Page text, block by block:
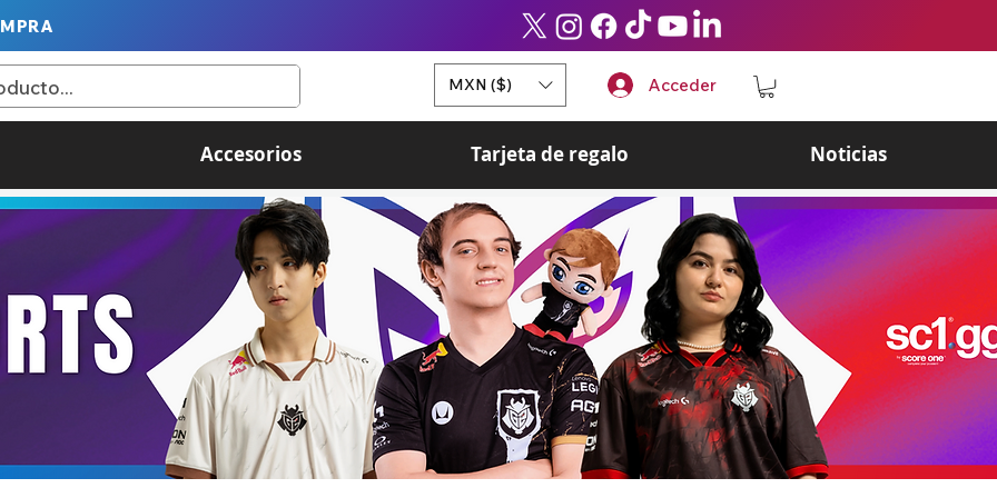
MXN ($) Acceder
Accesorios Tarjeta de regalo Noticias